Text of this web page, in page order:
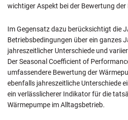
wichtiger Aspekt bei der Bewertung der
Im Gegensatz dazu berücksichtigt die
Betriebsbedingungen über ein ganzes
jahreszeitlicher Unterschiede und
Der Seasonal Coefficient of
umfassendere Bewertung der
ebenfalls jahreszeitliche Unterschiede
ein verlässlicherer Indikator für die
Wärmepumpe im Alltagsbetrieb.